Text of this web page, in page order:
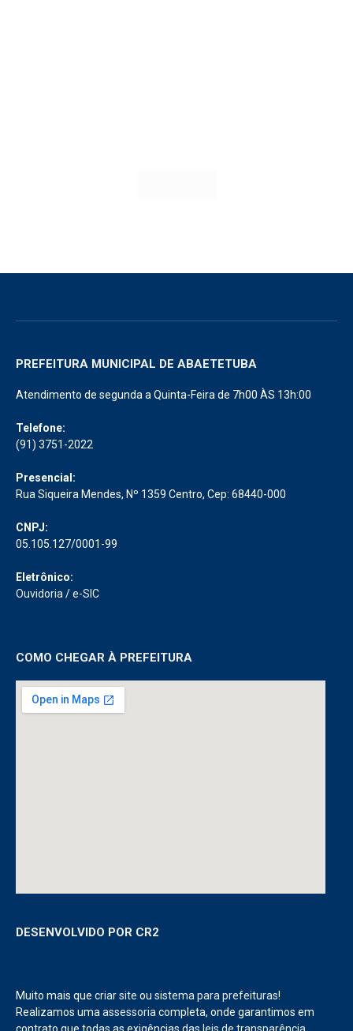
PREFEITURA MUNICIPAL DE ABAETETUBA
Atendimento de segunda a Quinta-Feira de 7h00 ÀS 13h:00
Telefone:
(91) 3751-2022
Presencial:
Rua Siqueira Mendes, Nº 1359 Centro, Cep: 68440-000
CNPJ:
05.105.127/0001-99
Ouvidoria/e-SIC
COMO CHEGAR À PREFEITURA
DESENVOLVIDO POR CR2